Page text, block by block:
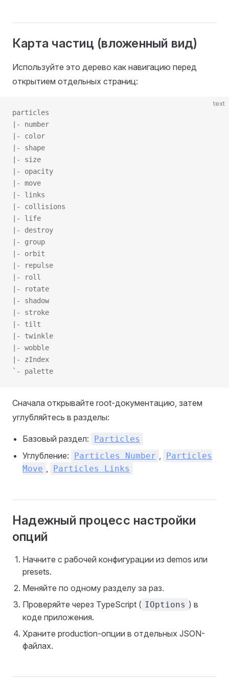
Карта частиц (вложенный вид)
Используйте это дерево как навигацию перед
открытием отдельных страниц:
text
particles
|- number
|- color
|- shape
|- size
|- opacity
|- move
|- links
|- collisions
|- life
|- destroy
|- group
|- orbit
|- repulse
|- roll
|- rotate
|- shadow
|- stroke
|- tilt
|- twinkle
|- wobble
|- zIndex
`- palette
Сначала открывайте root-документацию, затем
углубляйтесь в разделы:
Базовый раздел: Particles
Углубление: Particles Number
Particles
Move
Particles Links
Надежный процесс настройки
опций
Начните с рабочей конфигурации из demos или
presets.
Меняйте по одному разделу за раз.
Проверяйте через TypeScript ( IOptions ) в
коде приложения.
Храните production-опции в отдельных JSON-
файлах.